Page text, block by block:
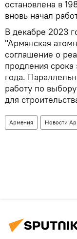
остановлена в
вновь начал
В декабре 2023
"Армянская
соглашение о
продления срока
года.
работу по
для
Армения Новости